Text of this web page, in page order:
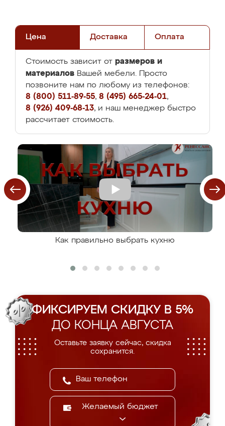
Цена Доставка Оплата
Стоимость зависит от размеров и
материалов Вашей мебели. Просто
позвоните нам по любому из телефонов:
8 (800) 511-89-55, 8 (495) 665-24-01,
8 (926) 409-68-13, и наш менеджер быстро
рассчитает стоимость.
Как правильно выбрать кухню
ФИКСИРУЕМ СКИДКУ В 5%
ДО КОНЦА АВГУСТА
Оставьте заявку сейчас, скидка
сохранится.
Желаемый бюджет